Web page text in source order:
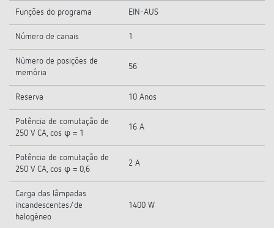
Funções do programa EIN-AUS
Número de canais 1
Número de posições de
memória
56
Reserva 10 Anos
Potência de comutação de
250 V CA, cos φ = 1
16 A
Potência de comutação de
250 V CA, cos φ = 0,6
2 A
Carga das lâmpadas
incandescentes/de
halogéneo
1400 W